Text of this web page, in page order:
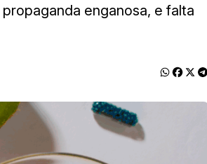
enganosa, e falta